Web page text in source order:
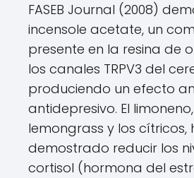
FASEB Journal (2008)
incensole acetate, un
presente en la resina de
los canales TRPV3 del
produciendo un efecto
antidepresivo. El
lemongrass y los cítricos,
demostrado reducir los
cortisol (hormona del